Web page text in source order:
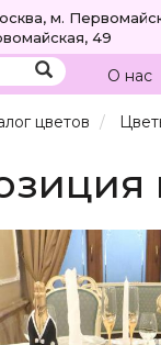
м.
49
О нас
цветов